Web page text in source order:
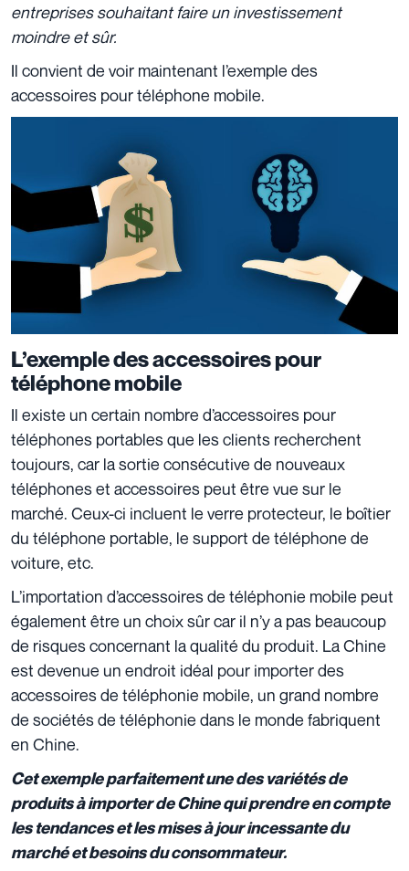
entreprises souhaitant faire un investissement
moindre et sûr.
Il convient de voir maintenant l’exemple des
accessoires pour téléphone mobile.
L’exemple des accessoires pour
téléphone mobile
Il existe un certain nombre d’accessoires pour
téléphones portables que les clients recherchent
toujours, car la sortie consécutive de nouveaux
téléphones et accessoires peut être vue sur le
marché. Ceux-ci incluent le verre protecteur, le boîtier
du téléphone portable, le support de téléphone de
voiture, etc.
L’importation d’accessoires de téléphonie mobile peut
également être un choix sûr car il n’y a pas beaucoup
de risques concernant la qualité du produit. La Chine
est devenue un endroit idéal pour importer des
accessoires de téléphonie mobile, un grand nombre
de sociétés de téléphonie dans le monde fabriquent
en Chine.
Cet exemple parfaitement une des variétés de
produits à importer de Chine qui prendre en compte
les tendances et les mises à jour incessante du
marché et besoins du consommateur.